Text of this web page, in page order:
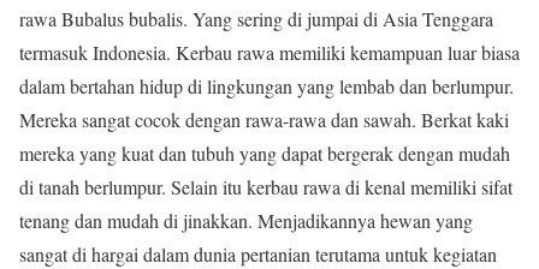
rawa Bubalus bubalis. Yang sering di jumpai di Asia Tenggara
termasuk Indonesia. Kerbau rawa memiliki kemampuan luar biasa
dalam bertahan hidup di lingkungan yang lembab dan berlumpur.
Mereka sangat cocok dengan rawa-rawa dan sawah. Berkat kaki
mereka yang kuat dan tubuh yang dapat bergerak dengan mudah
di tanah berlumpur. Selain itu kerbau rawa di kenal memiliki sifat
tenang dan mudah di jinakkan. Menjadikannya hewan yang
sangat di hargai dalam dunia pertanian terutama untuk kegiatan